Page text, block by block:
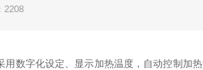
2208
用数字化设定、显示加热温度，自动控制加